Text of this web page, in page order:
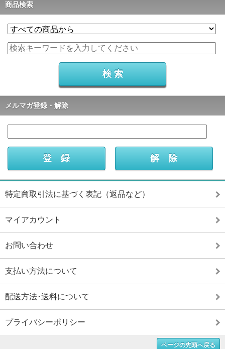
商品検索
メルマガ登録・解除
特定商取引法に基づく表記（返品など）
マイアカウント
お問い合わせ
支払い方法について
配送方法･送料について
プライバシーポリシー
ページの先頭へ戻る